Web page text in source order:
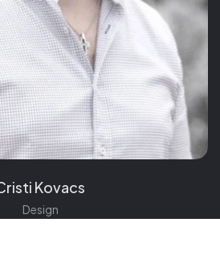
Kovacs
Design